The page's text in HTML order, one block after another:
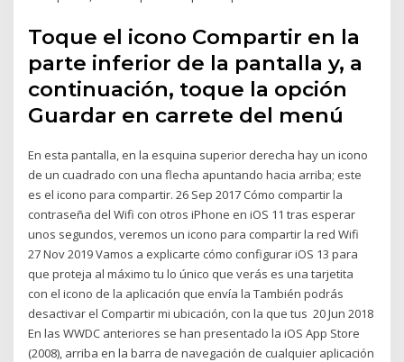
Toque el icono Compartir en la
parte inferior de la pantalla y, a
continuación, toque la opción
Guardar en carrete del menú
En esta pantalla, en la esquina superior derecha hay un icono
de un cuadrado con una flecha apuntando hacia arriba; este
es el icono para compartir. 26 Sep 2017 Cómo compartir la
contraseña del Wifi con otros iPhone en iOS 11 tras esperar
unos segundos, veremos un icono para compartir la red Wifi
27 Nov 2019 Vamos a explicarte cómo configurar iOS 13 para
que proteja al máximo tu lo único que verás es una tarjetita
con el icono de la aplicación que envía la También podrás
desactivar el Compartir mi ubicación, con la que tus 20 Jun 2018
En las WWDC anteriores se han presentado la iOS App Store
(2008), arriba en la barra de navegación de cualquier aplicación